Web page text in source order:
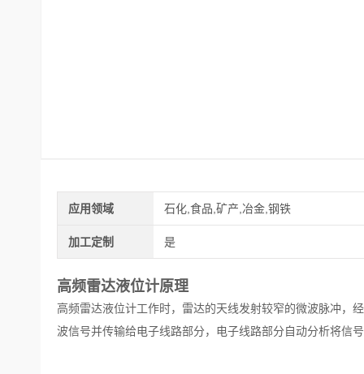
应用领域 石化,食品,矿产,冶金,钢铁
加工定制 是
高频雷达液位计原理
高频雷达液位计工作时，雷达的天线发射较窄的微波脉冲，
波信号并传输给电子线路部分，电子线路部分自动分析将信